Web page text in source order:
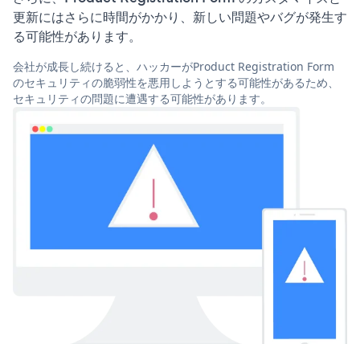
更新にはさらに時間がかかり、新しい問題やバグが発生す
る可能性があります。
会社が成長し続けると、ハッカーがProduct Registration Form
のセキュリティの脆弱性を悪用しようとする可能性があるため、
セキュリティの問題に遭遇する可能性があります。